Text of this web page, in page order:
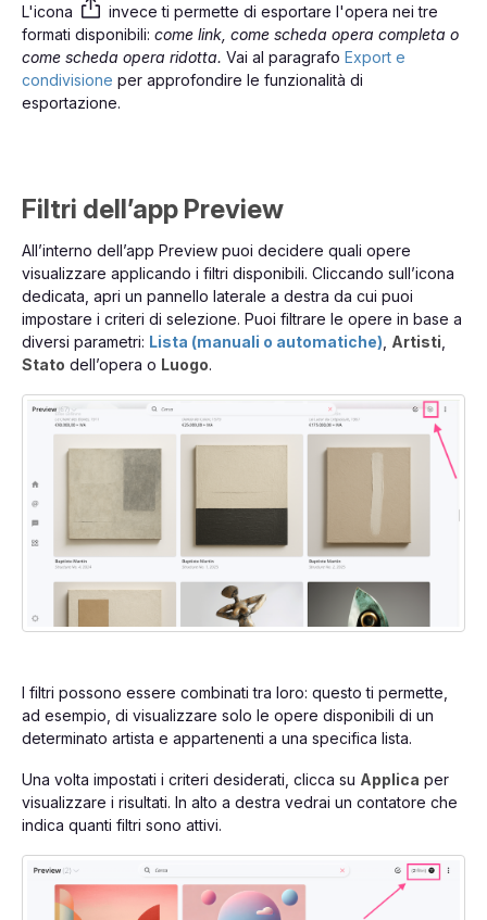
L'icona
invece ti permette di esportare l'opera nei tre
formati disponibili: come link, come scheda opera completa o
come scheda opera ridotta. Vai al paragrafo Export e
condivisione per approfondire le funzionalità di
esportazione.
Filtri dell’app Preview
All’interno dell’app Preview puoi decidere quali opere
visualizzare applicando i filtri disponibili. Cliccando sull’icona
dedicata, apri un pannello laterale a destra da cui puoi
impostare i criteri di selezione. Puoi filtrare le opere in base a
diversi parametri: Lista (manuali o automatiche) Artisti
Stato dell’opera o Luogo.
I filtri possono essere combinati tra loro: questo ti permette,
ad esempio, di visualizzare solo le opere disponibili di un
determinato artista e appartenenti a una specifica lista.
Una volta impostati i criteri desiderati, clicca su Applica per
visualizzare i risultati. In alto a destra vedrai un contatore che
indica quanti filtri sono attivi.